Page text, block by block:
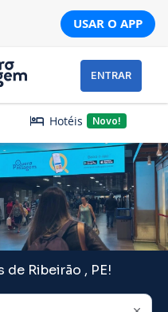
USAR O APP
ENTRAR
Hotéis Novo!
de Ribeirão , PE!